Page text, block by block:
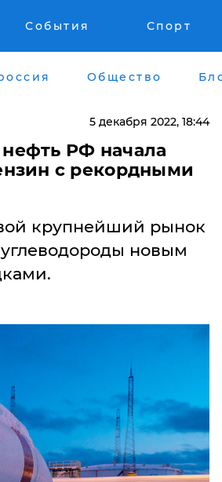
События Спорт
Общество
5 декабря 2022, 18:44
РФ начала
с рекордными
крупнейший рынок
новым